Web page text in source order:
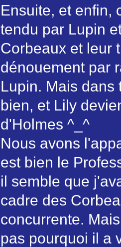
Ensuite, et enfin,
tendu par Lupin
Corbeaux et leur
dénouement par
Lupin. Mais dans
bien, et Lily
d'Holmes ^_^
Nous avons
est bien le
il semble que
cadre des
concurrente.
pas pourquoi il a